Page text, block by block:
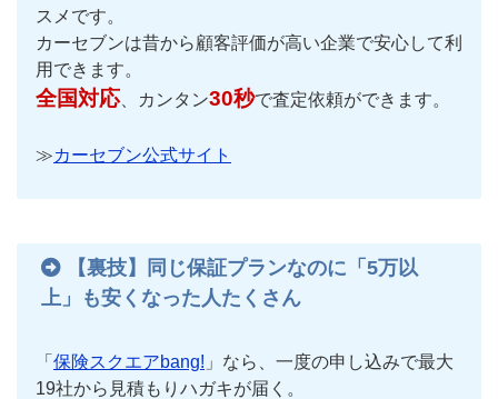
スメです。
カーセブンは昔から顧客評価が高い企業で安心して利
用できます。
全国対応、カンタン30秒で査定依頼ができます。
≫カーセブン公式サイト
【裏技】同じ保証プランなのに「5万以
上」も安くなった人たくさん
「 保険スクエアbang! 」なら、一度の申し込みで最大
19社から見積もりハガキが届く。